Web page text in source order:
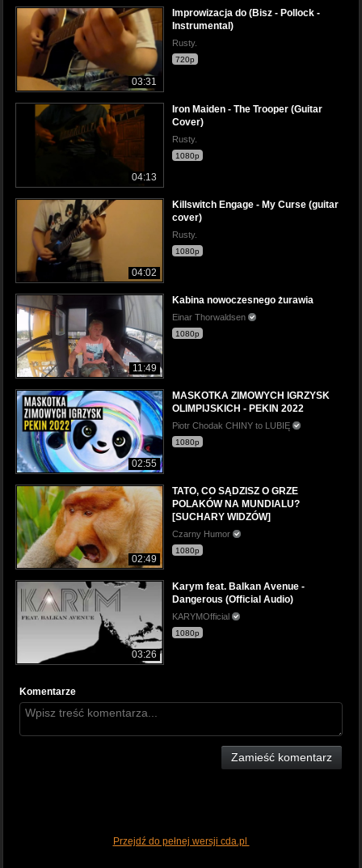
03:31
Improwizacja do (Bisz - Pollock -
Instrumental)
Rusty.
720p
04:13
Iron Maiden - The Trooper (Guitar
Cover)
Rusty.
1080p
04:02
Killswitch Engage - My Curse (guitar
cover)
Rusty.
1080p
11:49
Kabina nowoczesnego żurawia
Einar Thorwaldsen
1080p
02:55
MASKOTKA ZIMOWYCH IGRZYSK
OLIMPIJSKICH - PEKIN 2022
Piotr Chodak CHINY to LUBIĘ
1080p
02:49
TATO, CO SĄDZISZ O GRZE
POLAKÓW NA MUNDIALU?
[SUCHARY WIDZÓW]
Czarny Humor
1080p
03:26
Karym feat. Balkan Avenue -
Dangerous (Official Audio)
KARYMOfficial
1080p
Komentarze
Zamieść komentarz
Przejdź do pełnej wersji cda.pl